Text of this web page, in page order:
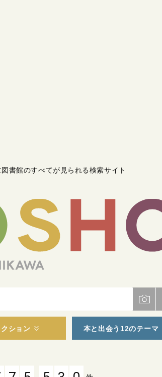
書館のすべてが見られる検索サイト
クション 本と出会う12のテーマ